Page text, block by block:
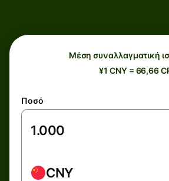
Μέση συναλλαγματική
¥1 CNY = 66,66
Ποσό
CNY